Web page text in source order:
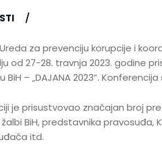
za prevenciju korupcije i
od 27-28. travnja 2023. godine
– „DAJANA 2023”.
je prisustvovao značajan broj
BiH, predstavnika pravosuđa,
itd.